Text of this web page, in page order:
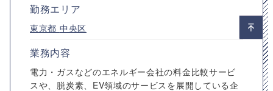
勤務エリア
東京都 中央区
業務内容
電力・ガスなどのエネルギー会社の料金比較サービ
スや、脱炭素、EV領域のサービスを展開している企